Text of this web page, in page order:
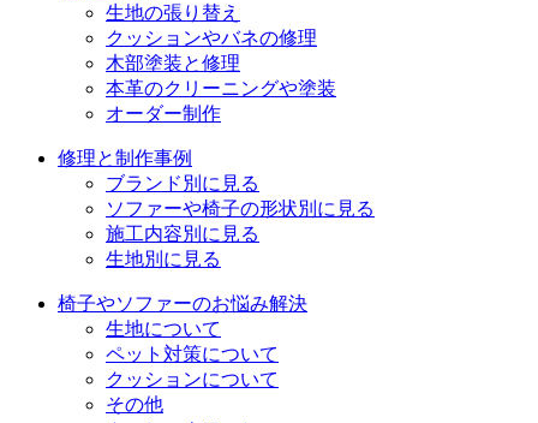
生地の張り替え
クッションやバネの修理
木部塗装と修理
本革のクリーニングや塗装
オーダー制作
修理と制作事例
ブランド別に見る
ソファーや椅子の形状別に見る
施工内容別に見る
生地別に見る
椅子やソファーのお悩み解決
生地について
ペット対策について
クッションについて
その他